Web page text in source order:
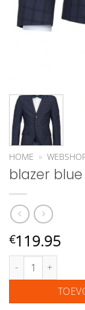
HOME »
blazer blue
€119.95
blazer blue line